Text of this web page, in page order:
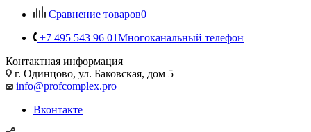
Сравнение товаров0
+7 495 543 96 01Многоканальный телефон
Контактная информация
г. Одинцово, ул. Баковская, дом 5
info@profcomplex.pro
Вконтакте